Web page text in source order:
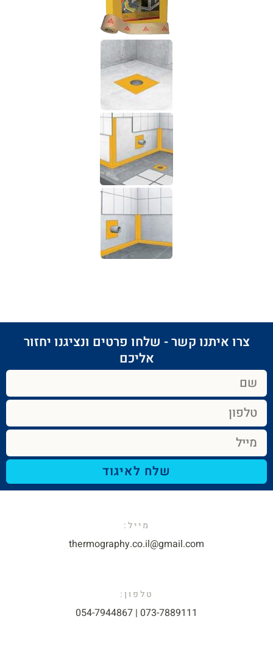
צרו איתנו קשר - שלחו פרטים ונציגנו יחזור
אליכם​
שלח לאיגוד
מייל:​
thermography.co.il@gmail.com​
טלפון:
073-7889111 | 054-7944867​